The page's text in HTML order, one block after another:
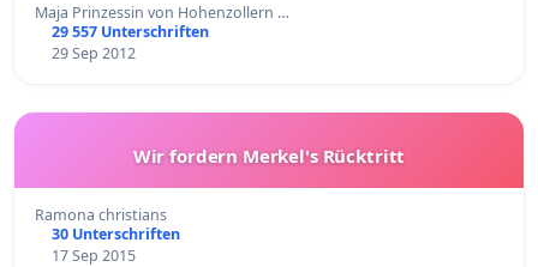
Maja Prinzessin von Hohenzollern …
29 557 Unterschriften
29 Sep 2012
Wir fordern Merkel's Rücktritt
Ramona christians
30 Unterschriften
17 Sep 2015